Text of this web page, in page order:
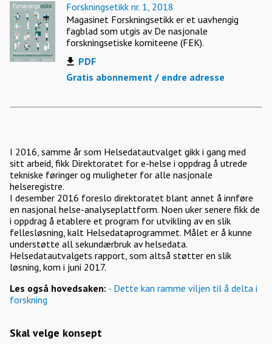
Forskningsetikk nr. 1, 2018
Magasinet Forskningsetikk er et uavhengig
fagblad som utgis av De nasjonale
forskningsetiske komiteene (FEK).
PDF
Gratis abonnement / endre adresse
I 2016, samme år som Helsedatautvalget gikk i gang med
sitt arbeid, fikk Direktoratet for e-helse i oppdrag å utrede
tekniske føringer og muligheter for alle nasjonale
helseregistre.
I desember 2016 foreslo direktoratet blant annet å innføre
en nasjonal helse-analyseplattform. Noen uker senere fikk de
i oppdrag å etablere et program for utvikling av en slik
fellesløsning, kalt Helsedataprogrammet. Målet er å kunne
understøtte all sekundærbruk av helsedata.
Helsedatautvalgets rapport, som altså støtter en slik
løsning, kom i juni 2017.
Les også hovedsaken: - Dette kan ramme viljen til å delta i
forskning
Skal velge konsept